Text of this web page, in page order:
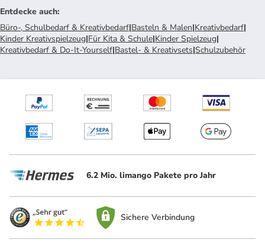
Entdecke auch:
Büro-, Schulbedarf & Kreativbedarf|Basteln & Malen|Kreativbedarf|
Kinder Kreativspielzeug|Für Kita & Schule|Kinder Spielzeug|
Kreativbedarf & Do-It-Yourself|Bastel- & Kreativsets|Schulzubehör
6.2 Mio. limango Pakete pro Jahr
Sichere Verbindung